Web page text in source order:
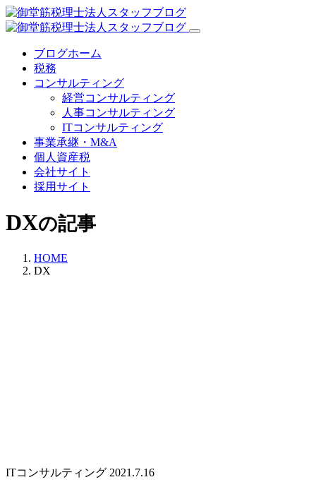
ブログホーム
税務
コンサルティング
経営コンサルティング
人事コンサルティング
ITコンサルティング
事業承継・M&A
個人資産税
会社サイト
採用サイト
DXの記事
HOME
DX
ITコンサルティング 2021.7.16